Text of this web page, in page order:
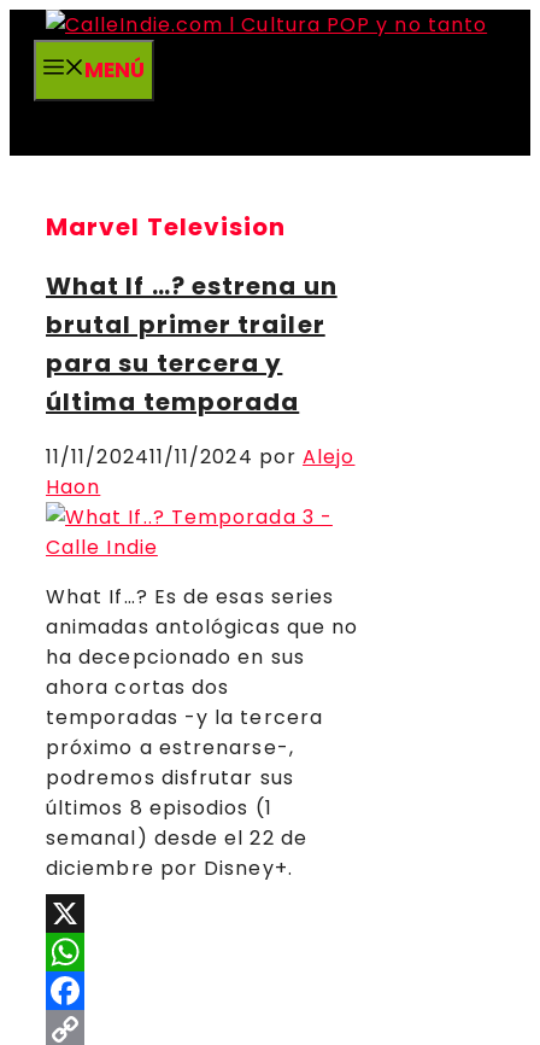
Saltar
contenidoMENÚ
Marvel Television
What If …? estrena un
brutal primer trailer
para su tercera y
última temporada
11/11/202411/11/2024 porAlejo
Haon
What If…? Es de esas series
animadas antológicas que no
ha decepcionado en sus
ahora cortas dos
temporadas -y la tercera
próximo a estrenarse-,
podremos disfrutar sus
últimos 8 episodios (1
semanal) desde el 22 de
diciembre por Disney+.
X
WhatsApp
Facebook